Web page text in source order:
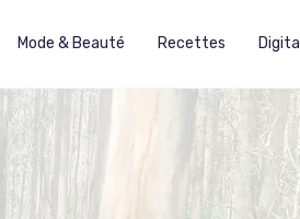
Mode & Beauté Recettes Digital